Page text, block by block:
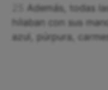
Además, todas
hilaban con sus
azul, púrpura,